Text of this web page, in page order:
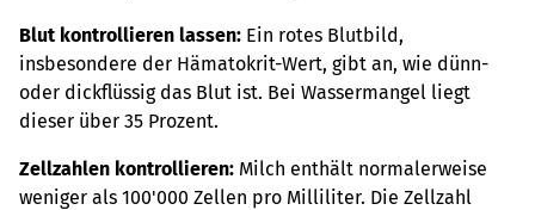
Blut kontrollieren lassen: Ein rotes Blutbild,
insbesondere der Hämatokrit-Wert, gibt an, wie dünn-
oder dickflüssig das Blut ist. Bei Wassermangel liegt
dieser über 35 Prozent.
Zellzahlen kontrollieren: Milch enthält normalerweise
weniger als 100'000 Zellen pro Milliliter. Die Zellzahl